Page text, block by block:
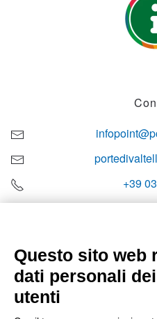
+39
Orari di
Questo sito web
dati personali
utenti